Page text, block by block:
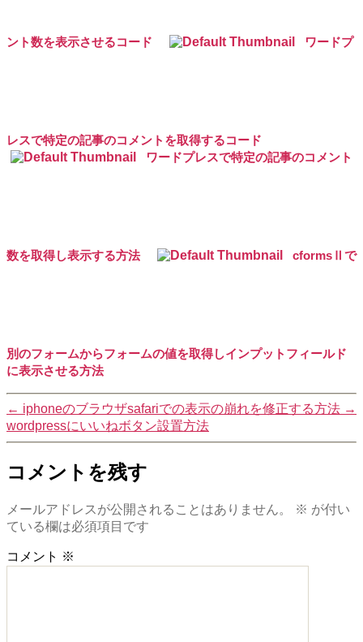
ント数を表示させるコード ワードプ
レスで特定の記事のコメントを取得するコード
ワードプレスで特定の記事のコメント
数を取得し表示する方法 cformsⅡで
別のフォームからフォームの値を取得しインプットフィールド
に表示させる方法
← iphoneのブラウザsafariでの表示の崩れを修正する方法 →
wordpressにいいねボタン設置方法
コメントを残す
メールアドレスが公開されることはありません。 ※ が付い
ている欄は必須項目です
コメント ※